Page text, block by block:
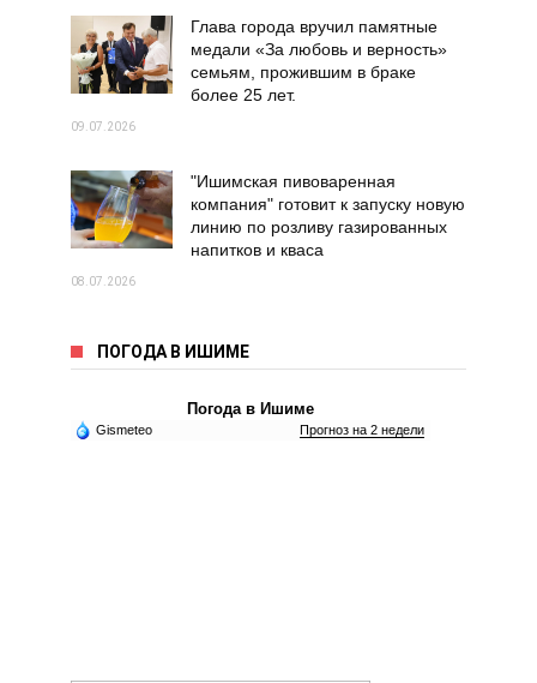
Глава города вручил памятные
медали «За любовь и верность»
семьям, прожившим в браке
более 25 лет.
09.07.2026
"Ишимская пивоваренная
компания" готовит к запуску новую
линию по розливу газированных
напитков и кваса
08.07.2026
ПОГОДА В ИШИМЕ
Погода в Ишиме
Gismeteo Прогноз на 2 недели